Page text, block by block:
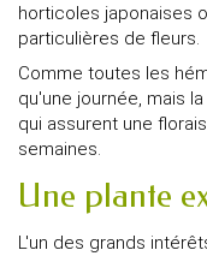
horticoles japonaises
particulières de fleurs.
Comme toutes les
qu'une journée, mais
qui assurent une
semaines.
Une plante
L'un des grands